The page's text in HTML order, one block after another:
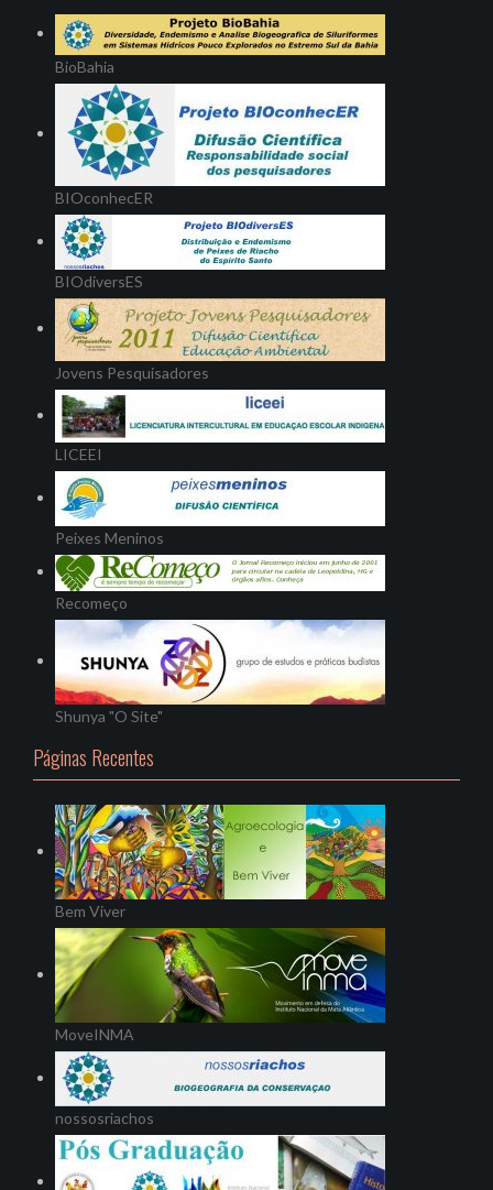
BioBahia
BIOconhecER
BIOdiversES
Jovens Pesquisadores
LICEEI
Peixes Meninos
Recomeço
Shunya "O Site"
Páginas Recentes
Bem Viver
MoveINMA
nossosriachos